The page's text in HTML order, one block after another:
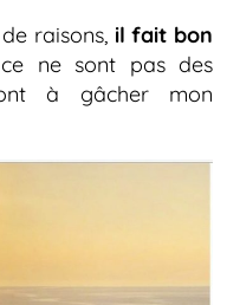
raisons, il fait bon
ne sont pas des
à gâcher mon